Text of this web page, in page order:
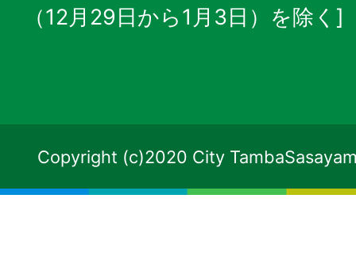
（12月29日から1月3日）を除く]
Copyright (c)2020 City